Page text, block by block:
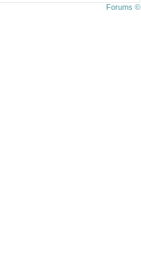
Forums ©